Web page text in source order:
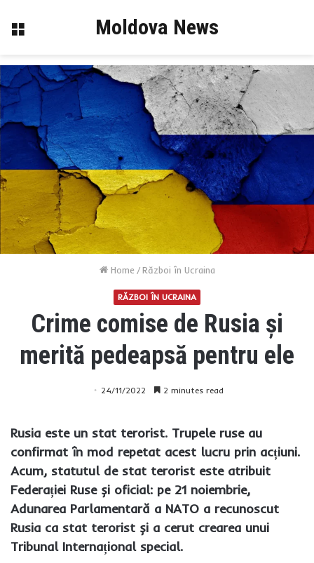
Menu Moldova News
Home / Război în Ucraina
RĂZBOI ÎN UCRAINA
Crime comise de Rusia și
merită pedeapsă pentru ele
24/11/2022 2 minutes read
Rusia este un stat terorist. Trupele ruse au
confirmat în mod repetat acest lucru prin acțiuni.
Acum, statutul de stat terorist este atribuit
Federației Ruse și oficial: pe 21 noiembrie,
Adunarea Parlamentară a NATO a recunoscut
Rusia ca stat terorist și a cerut crearea unui
Tribunal Internațional special.